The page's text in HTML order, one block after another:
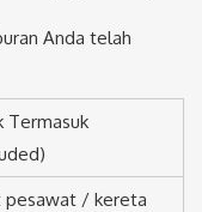
Anda telah
Termasuk
pesawat / kereta